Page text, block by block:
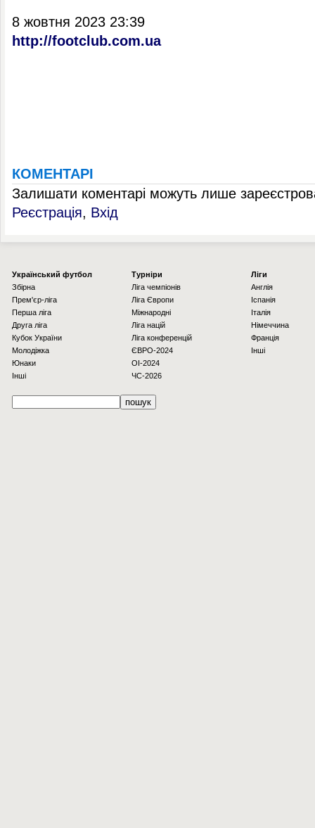
8 жовтня 2023 23:39
http://footclub.com.ua
КОМЕНТАРІ
Залишати коментарі можуть лише
Реєстрація, Вхід
Українcький футбол
Збірна
Прем'єр-ліга
Перша ліга
Друга ліга
Кубок України
Молодіжка
Юнаки
Інші
Турніри
Ліга чемпіонів
Ліга Європи
Міжнародні
Ліга націй
Ліга конференцій
ЄВРО-2024
OI-2024
ЧС-2026
Ліги
Англія
Іспанія
Італія
Німеччина
Франція
Інші